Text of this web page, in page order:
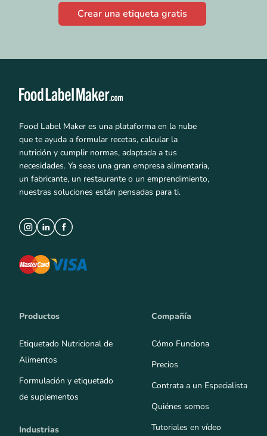
Crear una etiqueta gratis
Food Label Maker es una plataforma en la nube
que te ayuda a formular recetas, calcular la
nutrición y cumplir normas, adaptada a tus
necesidades. Ya seas una gran empresa alimentaria,
un fabricante, un restaurante o un emprendimiento,
nuestras soluciones están pensadas para ti.
Productos
Etiquetado Nutricional de
Alimentos
Formulación y etiquetado
de suplementos
Industrias
Compañía
Cómo Funciona
Precios
Contrata a un Especialista
Quiénes somos
Tutoriales en vídeo